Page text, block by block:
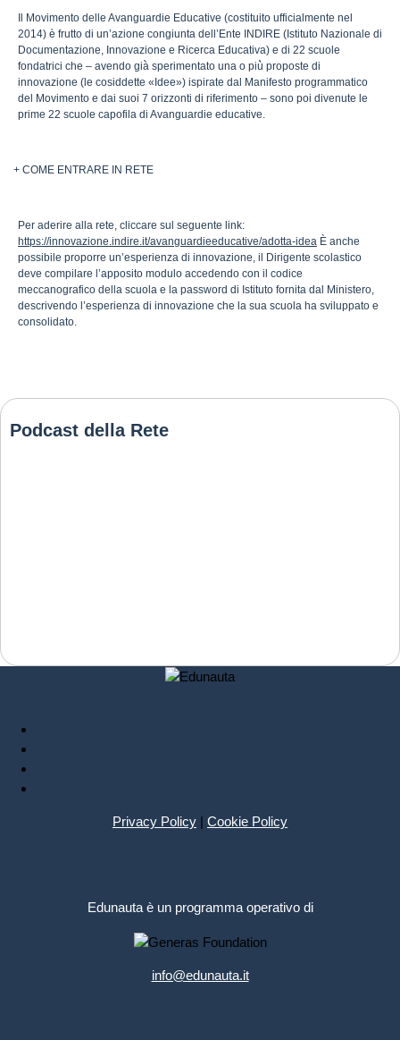
Il Movimento delle Avanguardie Educative (costituito ufficialmente nel
2014) è frutto di un’azione congiunta dell’Ente INDIRE (Istituto Nazionale di
Documentazione, Innovazione e Ricerca Educativa) e di 22 scuole
fondatrici che – avendo già̀ sperimentato una o più̀ proposte di
innovazione (le cosiddette «Idee») ispirate dal Manifesto programmatico
del Movimento e dai suoi 7 orizzonti di riferimento – sono poi divenute le
prime 22 scuole capofila di Avanguardie educative.
+ COME ENTRARE IN RETE
Per aderire alla rete, cliccare sul seguente link:
https://innovazione.indire.it/avanguardieeducative/adotta-idea È anche
possibile proporre un’esperienza di innovazione, il Dirigente scolastico
deve compilare l’apposito modulo accedendo con il codice
meccanografico della scuola e la password di Istituto fornita dal Ministero,
descrivendo l’esperienza di innovazione che la sua scuola ha sviluppato e
consolidato.
Podcast della Rete
Privacy Policy Cookie Policy
Edunauta è un programma operativo di
info@edunauta.it